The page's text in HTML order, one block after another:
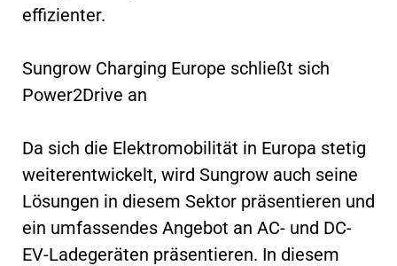
effizienter.
Sungrow Charging Europe schließt sich
Power2Drive an
Da sich die Elektromobilität in Europa stetig
weiterentwickelt, wird Sungrow auch seine
Lösungen in diesem Sektor präsentieren und
ein umfassendes Angebot an AC- und DC-
EV-Ladegeräten präsentieren. In diesem